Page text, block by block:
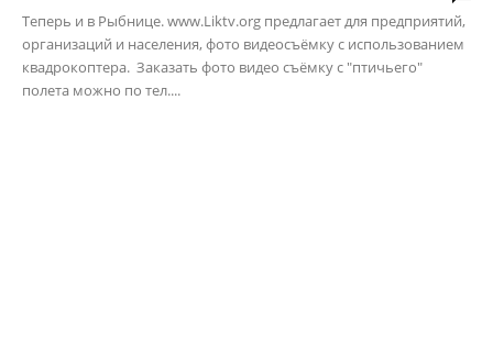
Теперь и в Рыбнице. www.Liktv.org предлагает для предприятий,
организаций и населения, фото видеосъёмку с использованием
квадрокоптера. Заказать фото видео съёмку с "птичьего"
полета можно по тел....